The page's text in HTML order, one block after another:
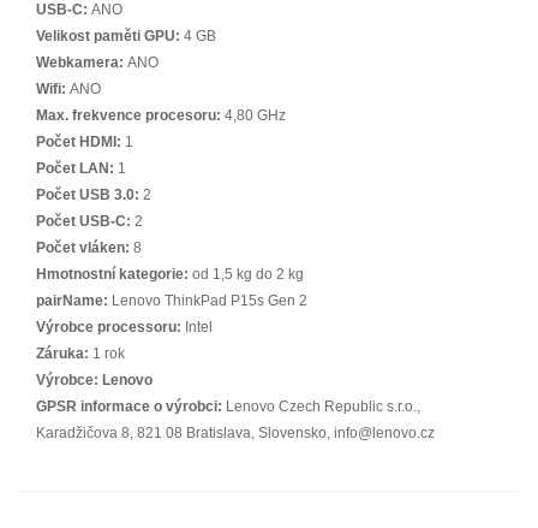
USB-C: ANO
Velikost paměti GPU: 4 GB
Webkamera: ANO
Wifi: ANO
Max. frekvence procesoru: 4,80 GHz
Počet HDMI: 1
Počet LAN: 1
Počet USB 3.0: 2
Počet USB-C: 2
Počet vláken: 8
Hmotnostní kategorie: od 1,5 kg do 2 kg
pairName: Lenovo ThinkPad P15s Gen 2
Výrobce processoru: Intel
Záruka: 1 rok
Výrobce: Lenovo
GPSR informace o výrobci: Lenovo Czech Republic s.r.o.,
Karadžičova 8, 821 08 Bratislava, Slovensko, info@lenovo.cz